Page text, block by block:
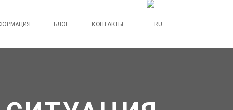
БЛОГ КОНТАКТЫ